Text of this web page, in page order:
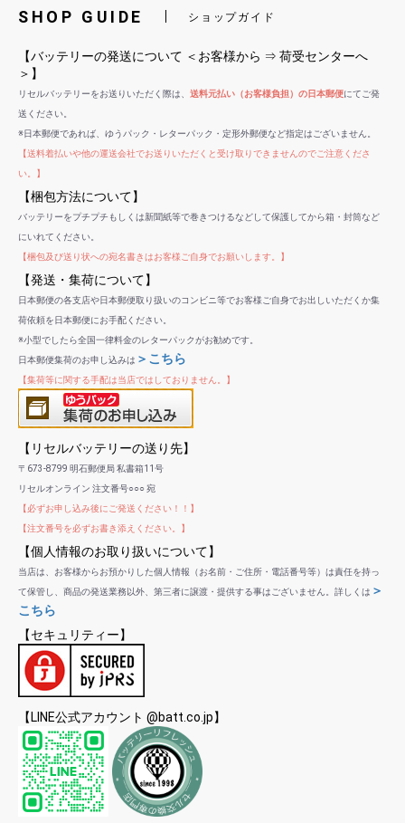
SHOP GUIDE ショップガイド
【バッテリーの発送について ＜お客様から ⇒ 荷受センターへ
＞】
リセルバッテリーをお送りいただく際は、 送料元払い（お客様負担）の日本郵便にてご発
送ください。
※日本郵便であれば、ゆうパック・レターパック・定形外郵便など指定はございません。
【送料着払いや他の運送会社でお送りいただくと受け取りできませんのでご注意くださ
い。】
【梱包方法について】
バッテリーをプチプチもしくは新聞紙等で巻きつけるなどして保護してから箱・封筒など
にいれてください。
【梱包及び送り状への宛名書きはお客様ご自身でお願いします。】
【発送・集荷について】
日本郵便の各支店や日本郵便取り扱いのコンビニ等でお客様ご自身でお出しいただくか集
荷依頼を日本郵便にお手配ください。
※小型でしたら全国一律料金のレターパックがお勧めです。
日本郵便集荷のお申し込みは ＞こちら
【集荷等に関する手配は当店ではしておりません。】
【リセルバッテリーの送り先】
〒673-8799 明石郵便局 私書箱11号
リセルオンライン 注文番号○○○ 宛
【必ずお申し込み後にご発送ください！！】
【注文番号を必ずお書き添えください。】
【個人情報のお取り扱いについて】
当店は、お客様からお預かりした個人情報（お名前・ご住所・電話番号等）は責任を持っ
て保管し、商品の発送業務以外、第三者に譲渡・提供する事はございません。詳しくは ＞
こちら
【セキュリティー】
【LINE公式アカウント @batt.co.jp】